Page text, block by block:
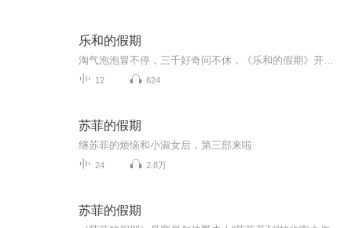
乐和的假期
12 624
苏菲的假期
继苏菲的烦恼和小淑女后，第三部来啦
24 2.8万
苏菲的假期